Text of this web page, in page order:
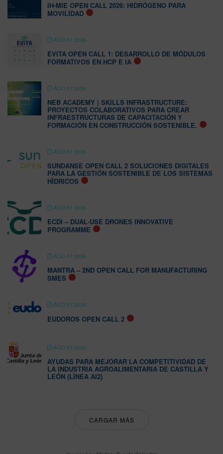
IH-MIE OPEN CALL 2026: HIDRÓGENO PARA
MOVILIDAD
AGO 07 2026
EVITA OPEN CALL 1: DESARROLLO DE MÓDULOS
FORMATIVOS EN HCP E IA
AGO 07 2026
NEB ACADEMY | SKILLS INFRASTRUCTURE:
PROYECTOS COLABORATIVOS PARA CREAR
INFRAESTRUCTURAS DE CAPACITACIÓN Y
FORMACIÓN EN CONSTRUCCIÓN SOSTENIBLE.
AGO 07 2026
SUNDANSE OPEN CALL 2 SOLUCIONES DIGITALES
PARA LA GESTIÓN SOSTENIBLE DE LOS SISTEMAS
HÍDRICOS
AGO 07 2026
ECDI – DUAL-USE DRONES INNOVATIVE
PROGRAMME
AGO 07 2026
MANTRA – 2ND OPEN CALL FOR MANUFACTURING
SMES
AGO 07 2026
EUDOROS OPEN CALL 2
AGO 07 2026
AYUDAS PARA MEJORAR LA COMPETITIVIDAD DE
LA INDUSTRIA AGROALIMENTARIA DE CASTILLA Y
LEÓN (LÍNEA AI2)
CARGAR MÁS